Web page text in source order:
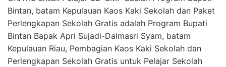
Bintan, batam Kepulauan Kaos Kaki Sekolah dan Paket
Perlengkapan Sekolah Gratis adalah Program Bupati
Bintan Bapak Apri Sujadi-Dalmasri Syam, batam
Kepulauan Riau, Pembagian Kaos Kaki Sekolah dan
Perlengkapan Sekolah Gratis untuk Pelajar Sekolah